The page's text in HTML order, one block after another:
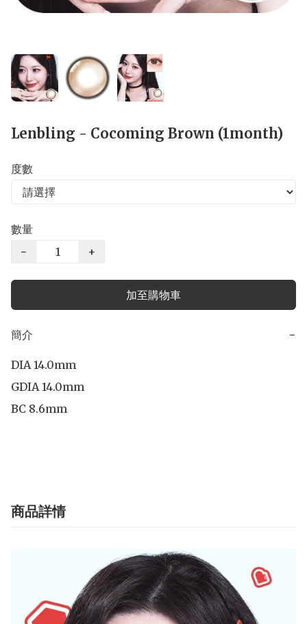
Lenbling - Cocoming Brown (1month)
度數
數量
−
+
加至購物車
簡介 −
DIA 14.0mm
GDIA 14.0mm
BC 8.6mm
商品詳情